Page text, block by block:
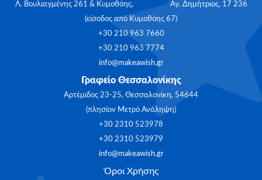
Λ. Βουλιαγμένης 261 & Κυμοθόης, Αγ. Δημήτριος, 17 236
(είσοδος από Κυμοθόης 67)
+30 210 963 7660
+30 210 963 7774
info@makeawish.gr
Γραφείο Θεσσαλονίκης
Αρτέμιδος 23-25, Θεσσαλονίκη, 54644
(πλησίον Μετρό Ανάληψη)
+30 2310 523978
+30 2310 523979
info@makeawish.gr
Όροι Χρήσης